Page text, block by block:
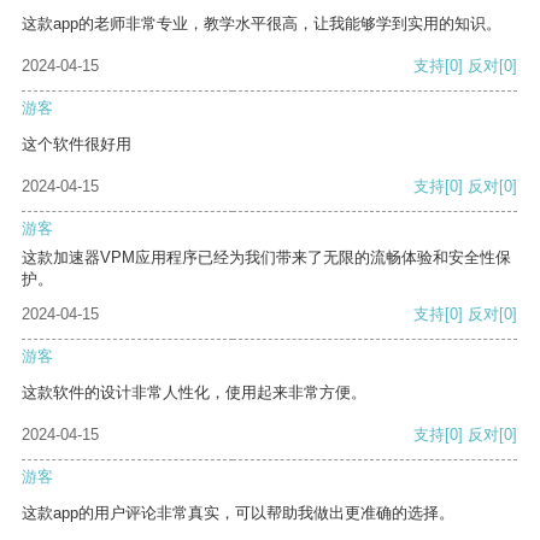
这款app的老师非常专业，教学水平很高，让我能够学到实用的知识。
2024-04-15 支持[0] 反对[0]
游客
这个软件很好用
2024-04-15 支持[0] 反对[0]
游客
这款加速器VPM应用程序已经为我们带来了无限的流畅体验和安全性保
护。
2024-04-15
支持[0] 反对[0]
游客
这款软件的设计非常人性化，使用起来非常方便。
2024-04-15 支持[0] 反对[0]
游客
这款app的用户评论非常真实，可以帮助我做出更准确的选择。